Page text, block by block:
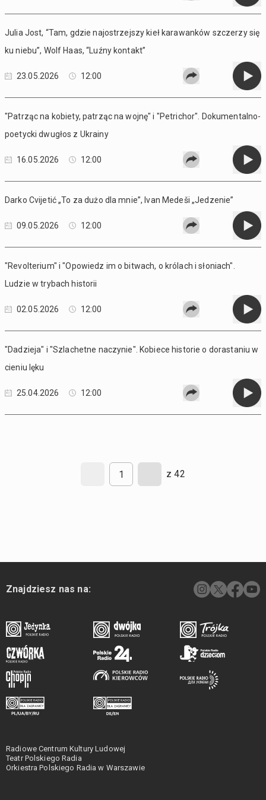
Julia Jost, “Tam, gdzie najostrzejszy kieł karawanków szczerzy się
ku niebu”, Wolf Haas, “Luźny kontakt”
23.05.2026 12:00
"Patrząc na kobiety, patrząc na wojnę" i "Petrichor". Dokumentalno-
poetycki dwugłos z Ukrainy
16.05.2026 12:00
Darko Cvijetić „To za dużo dla mnie”, Ivan Medeši „Jedzenie”
09.05.2026 12:00
"Revolterium" i "Opowiedz im o bitwach, o królach i słoniach".
Ludzie w trybach historii
02.05.2026 12:00
"Dadzieja" i "Szlachetne naczynie". Kobiece historie o dorastaniu w
cieniu lęku
25.04.2026 12:00
z 42
Znajdziesz nas na:
Radiowe Centrum Kultury Ludowej
Teatr Polskiego Radia
Orkiestra Polskiego Radia w Warszawie